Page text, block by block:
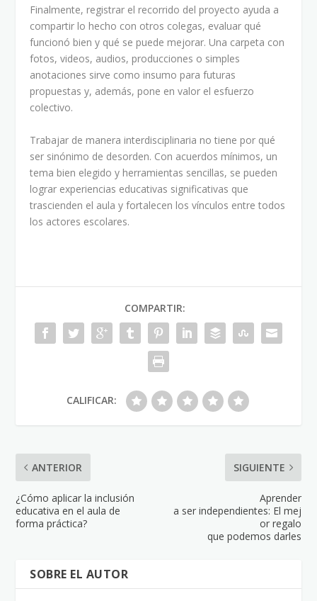
Finalmente, registrar el recorrido del proyecto ayuda a
compartir lo hecho con otros colegas, evaluar qué
funcionó bien y qué se puede mejorar. Una carpeta con
fotos, videos, audios, producciones o simples
anotaciones sirve como insumo para futuras
propuestas y, además, pone en valor el esfuerzo
colectivo.
Trabajar de manera interdisciplinaria no tiene por qué
ser sinónimo de desorden. Con acuerdos mínimos, un
tema bien elegido y herramientas sencillas, se pueden
lograr experiencias educativas significativas que
trascienden el aula y fortalecen los vínculos entre todos
los actores escolares.
COMPARTIR:
CALIFICAR:
ANTERIOR
¿Cómo aplicar la inclusión
educativa en el aula de
forma práctica?
SIGUIENTE
Aprender
a ser independientes: El mej
or regalo
que podemos darles
SOBRE EL AUTOR